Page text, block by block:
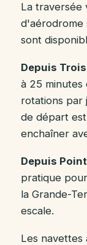
La traversée
d'aérodrome
sont
Depuis
à 25 minutes
rotations par
de départ
enchaîner
Depuis
pratique
la Grande-
escale.
Les navettes